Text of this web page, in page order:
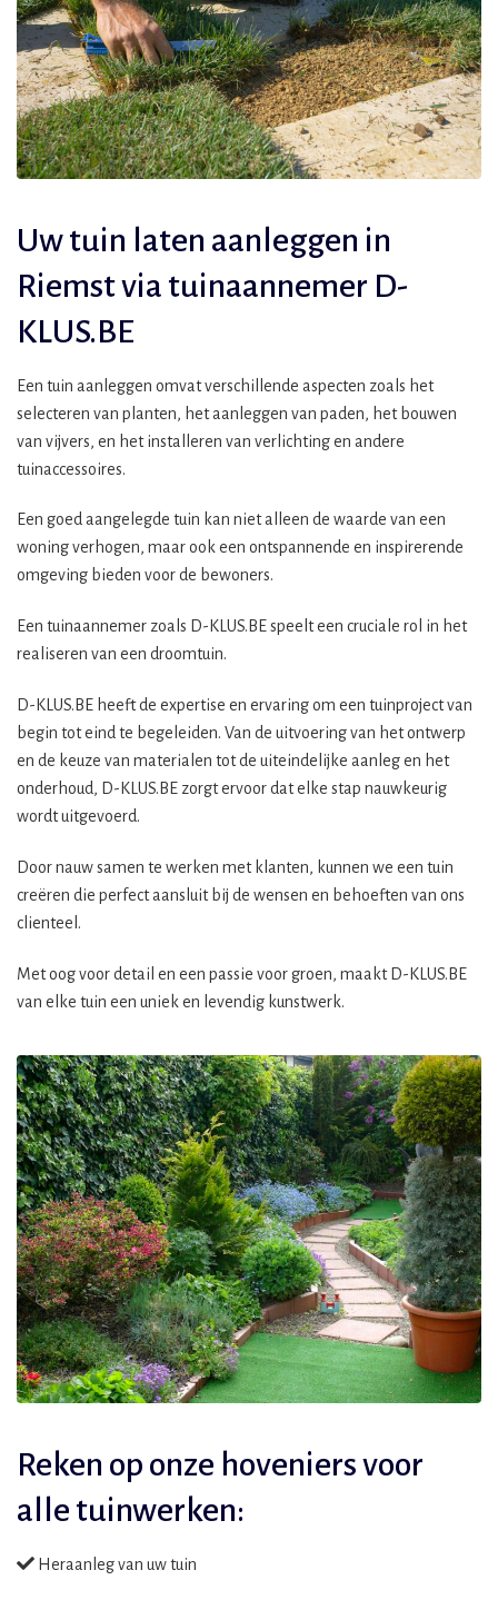
Uw tuin laten aanleggen in
Riemst via tuinaannemer D-
KLUS.BE
Een tuin aanleggen omvat verschillende aspecten zoals het
selecteren van planten, het aanleggen van paden, het bouwen
van vijvers, en het installeren van verlichting en andere
tuinaccessoires.
Een goed aangelegde tuin kan niet alleen de waarde van een
woning verhogen, maar ook een ontspannende en inspirerende
omgeving bieden voor de bewoners.
Een tuinaannemer zoals D-KLUS.BE speelt een cruciale rol in het
realiseren van een droomtuin.
D-KLUS.BE heeft de expertise en ervaring om een tuinproject van
begin tot eind te begeleiden. Van de uitvoering van het ontwerp
en de keuze van materialen tot de uiteindelijke aanleg en het
onderhoud, D-KLUS.BE zorgt ervoor dat elke stap nauwkeurig
wordt uitgevoerd.
Door nauw samen te werken met klanten, kunnen we een tuin
creëren die perfect aansluit bij de wensen en behoeften van ons
clienteel.
Met oog voor detail en een passie voor groen, maakt D-KLUS.BE
van elke tuin een uniek en levendig kunstwerk.
Reken op onze hoveniers voor
alle tuinwerken:
Heraanleg van uw tuin